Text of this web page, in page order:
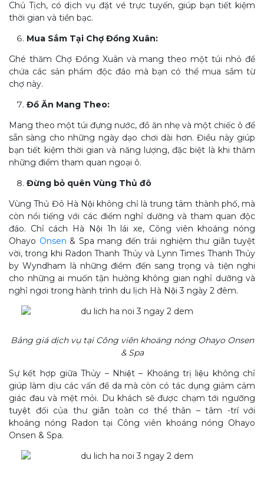
Chủ Tịch, có dịch vụ đặt vé trực tuyến, giúp bạn tiết kiệm
thời gian và tiền bạc.
Mua Sắm Tại Chợ Đồng Xuân:
Ghé thăm Chợ Đồng Xuân và mang theo một túi nhỏ để
chứa các sản phẩm độc đáo mà bạn có thể mua sắm từ
chợ này.
Đồ Ăn Mang Theo:
Mang theo một túi đựng nước, đồ ăn nhẹ và một chiếc ô để
sẵn sàng cho những ngày dạo chơi dài hơn. Điều này giúp
bạn tiết kiệm thời gian và năng lượng, đặc biệt là khi thăm
những điểm tham quan ngoại ô.
Đừng bỏ quên Vùng Thủ đô
Vùng Thủ Đô Hà Nội không chỉ là trung tâm thành phố, mà
còn nổi tiếng với các điểm nghỉ dưỡng và tham quan độc
đáo. Chỉ cách Hà Nội 1h lái xe, Công viên khoáng nóng
Ohayo Onsen & Spa mang đến trải nghiệm thư giãn tuyệt
vời, trong khi Radon Thanh Thủy và Lynn Times Thanh Thủy
by Wyndham là những điểm đến sang trọng và tiện nghi
cho những ai muốn tận hưởng không gian nghỉ dưỡng và
nghỉ ngơi trong hành trình du lịch Hà Nội 3 ngày 2 đêm.
Bảng giá dịch vụ tại Công viên khoáng nóng Ohayo Onsen
& Spa
Sự kết hợp giữa Thủy – Nhiệt – Khoáng trị liệu không chỉ
giúp làm dịu các vấn đề da mà còn có tác dụng giảm cảm
giác đau và mệt mỏi. Du khách sẽ được chạm tới ngưỡng
tuyệt đối của thư giãn toàn cơ thể thân – tâm -trí với
khoáng nóng Radon tại Công viên khoáng nóng Ohayo
Onsen & Spa.